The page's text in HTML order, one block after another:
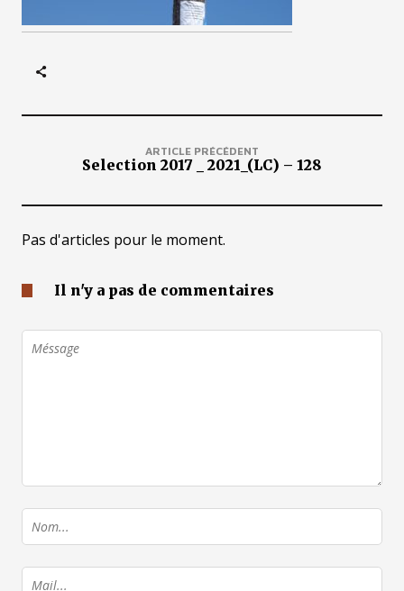
ARTICLE PRÉCÉDENT
Selection 2017 _ 2021_(LC) – 128
Pas d'articles pour le moment.
Il n'y a pas de commentaires